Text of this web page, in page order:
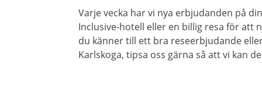
Varje vecka har vi nya erbjudanden på
Inclusive-hotell eller en billig resa för att
du känner till ett bra reseerbjudande
Karlskoga, tipsa oss gärna så att vi kan